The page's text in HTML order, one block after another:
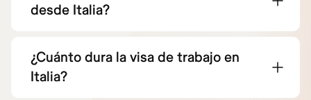
desde Italia?
¿Cuánto dura la visa de trabajo en
Italia?